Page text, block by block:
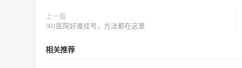
上一篇
301医院好难挂号，方法都在这里
相关推荐